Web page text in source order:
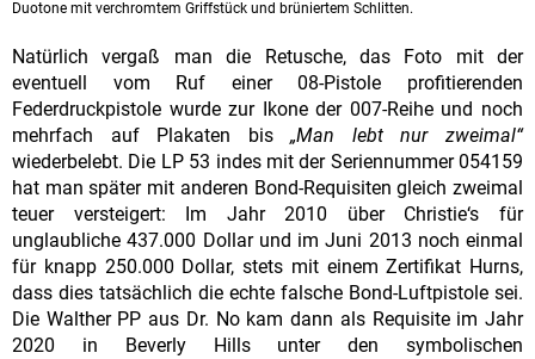
Duotone mit verchromtem Griffstück und brüniertem Schlitten.
Natürlich vergaß man die Retusche, das Foto mit der
eventuell vom Ruf einer 08-Pistole profitierenden
Federdruckpistole wurde zur Ikone der 007-Reihe und noch
mehrfach auf Plakaten bis„Man lebt nur zweimal“
wiederbelebt. Die LP 53 indes mit der Seriennummer 054159
hat man später mit anderen Bond-Requisiten gleich zweimal
teuer versteigert: Im Jahr 2010 über Christie‘s für
unglaubliche 437.000 Dollar und im Juni 2013 noch einmal
für knapp 250.000 Dollar, stets mit einem Zertifikat Hurns,
dass dies tatsächlich die echte falsche Bond-Luftpistole sei.
Die Walther PP aus Dr. No kam dann als Requisite im Jahr
2020 in Beverly Hills unter den symbolischen